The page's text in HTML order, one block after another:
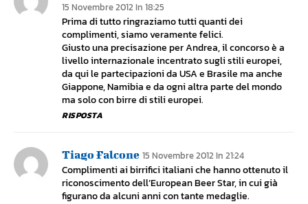
15 Novembre 2012 In 18:25
Prima di tutto ringraziamo tutti quanti dei
complimenti, siamo veramente felici.
Giusto una precisazione per Andrea, il concorso è a
livello internazionale incentrato sugli stili europei,
da qui le partecipazioni da USA e Brasile ma anche
Giappone, Namibia e da ogni altra parte del mondo
ma solo con birre di stili europei.
RISPOSTA
Tiago Falcone 15 Novembre 2012 In 21:24
Complimenti ai birrifici italiani che hanno ottenuto il
riconoscimento dell’European Beer Star, in cui già
figurano da alcuni anni con tante medaglie.